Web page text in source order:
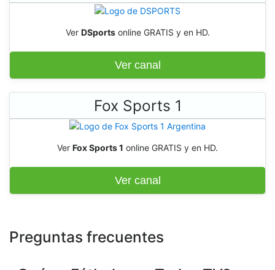
Ver DSportsonline GRATIS y en HD.
Ver canal
Fox Sports 1
Ver Fox Sports 1 online GRATIS y en HD.
Ver canal
Preguntas frecuentes